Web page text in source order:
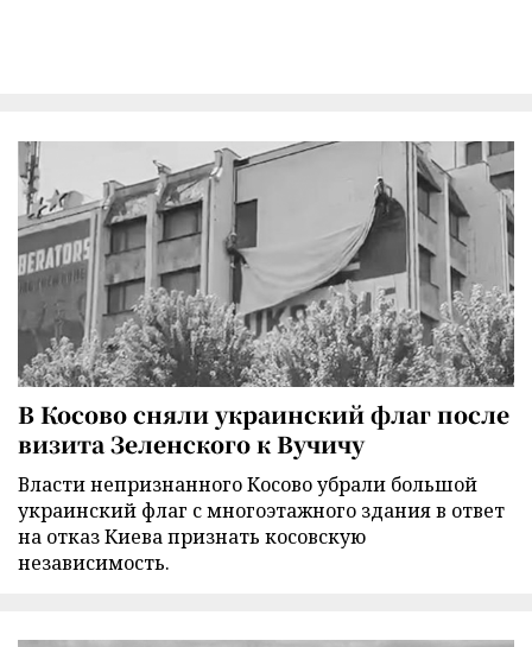
В Косово сняли украинский флаг после
визита Зеленского к Вучичу
Власти непризнанного Косово убрали большой
украинский флаг с многоэтажного здания в ответ
на отказ Киева признать косовскую
независимость.